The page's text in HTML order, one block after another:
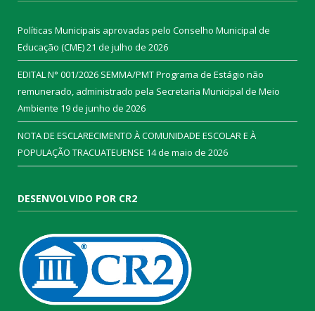
Políticas Municipais aprovadas pelo Conselho Municipal de
Educação (CME)21 de julho de 2026
EDITAL N° 001/2026 SEMMA/PMT Programa de Estágio não
remunerado, administrado pela Secretaria Municipal de Meio
Ambiente 19 de junho de 2026
NOTA DE ESCLARECIMENTO À COMUNIDADE ESCOLAR E À
POPULAÇÃO TRACUATEUENSE 14 de maio de 2026
DESENVOLVIDO POR CR2